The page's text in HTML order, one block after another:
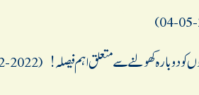
کو دوبارہ کھولنے سے متعلق اہم فیصلہ ! (2022-02-07)